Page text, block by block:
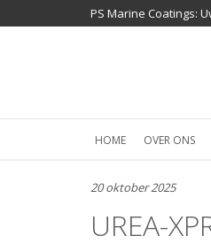
PS Marine Coatings:
HOME OVER ONS
20 oktober 2025
UREA-